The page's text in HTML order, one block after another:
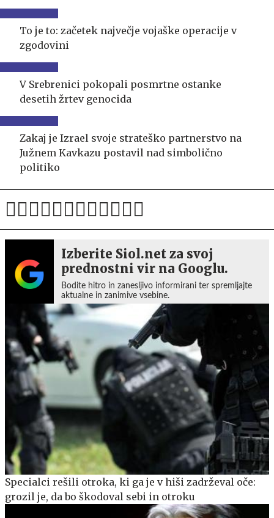
To je to: začetek največje vojaške operacije v
zgodovini
V Srebrenici pokopali posmrtne ostanke
desetih žrtev genocida
Zakaj je Izrael svoje strateško partnerstvo na
Južnem Kavkazu postavil nad simbolično
politiko
Izberite Siol.net za svoj
prednostni vir na Googlu.
Bodite hitro in zanesljivo informirani ter spremljajte
aktualne in zanimive vsebine.
Specialci rešili otroka, ki ga je v hiši zadrževal oče:
grozil je, da bo škodoval sebi in otroku